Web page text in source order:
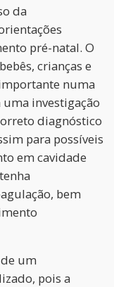
da
pré-natal. O
crianças e
numa
investigação
diagnóstico
para possíveis
em cavidade
bem
um
pois a